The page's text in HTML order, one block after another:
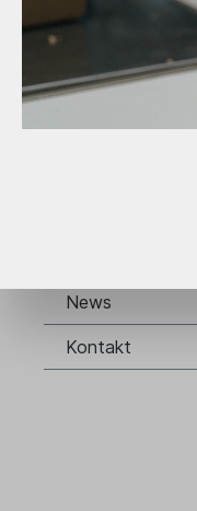
Machine Vision
RFID
Smart Glasses
News
Kontakt